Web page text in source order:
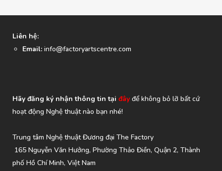
Liên hệ:
Email: info@factoryartscentre.com
Hãy đăng ký nhận thông tin tại đây để không bỏ lỡ bất cứ
hoạt động Nghệ thuật nào bạn nhé!
Trung tâm Nghệ thuật Đương đại The Factory
165 Nguyễn Văn Hưởng, Phường Thảo Điền, Quận 2, Thành
phố Hồ Chí Minh, Việt Nam